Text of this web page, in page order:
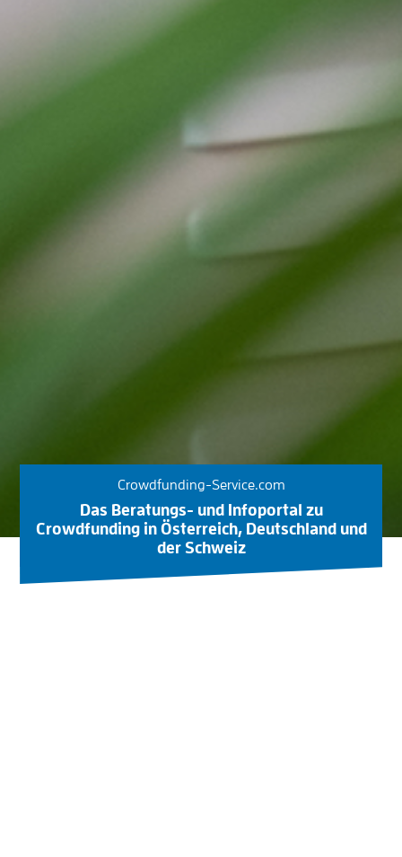
Crowdfunding-Service.com
Das Beratungs- und Infoportal zu
Crowdfunding in Österreich, Deutschland und
der Schweiz